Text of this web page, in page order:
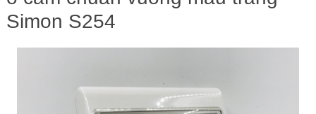
Simon S254